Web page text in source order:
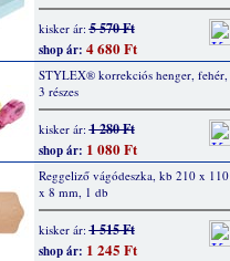
kisker ár:5 570 Ft
shop ár: 4 680 Ft
STYLEX® korrekciós henger, fehér,
3 részes
kisker ár:1 280 Ft
shop ár: 1 080 Ft
Reggeliző vágódeszka, kb 210 x 110
x 8 mm, 1 db
kisker ár:1 515 Ft
shop ár: 1 245 Ft